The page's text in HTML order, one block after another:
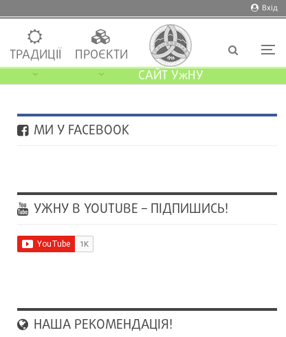
Вхід
ТРАДИЦІЇ
ПРОЄКТИ
САЙТ УжНУ
МИ У FACEBOOK
УЖНУ В YOUTUBE – ПІДПИШИСЬ!
НАША РЕКОМЕНДАЦІЯ!